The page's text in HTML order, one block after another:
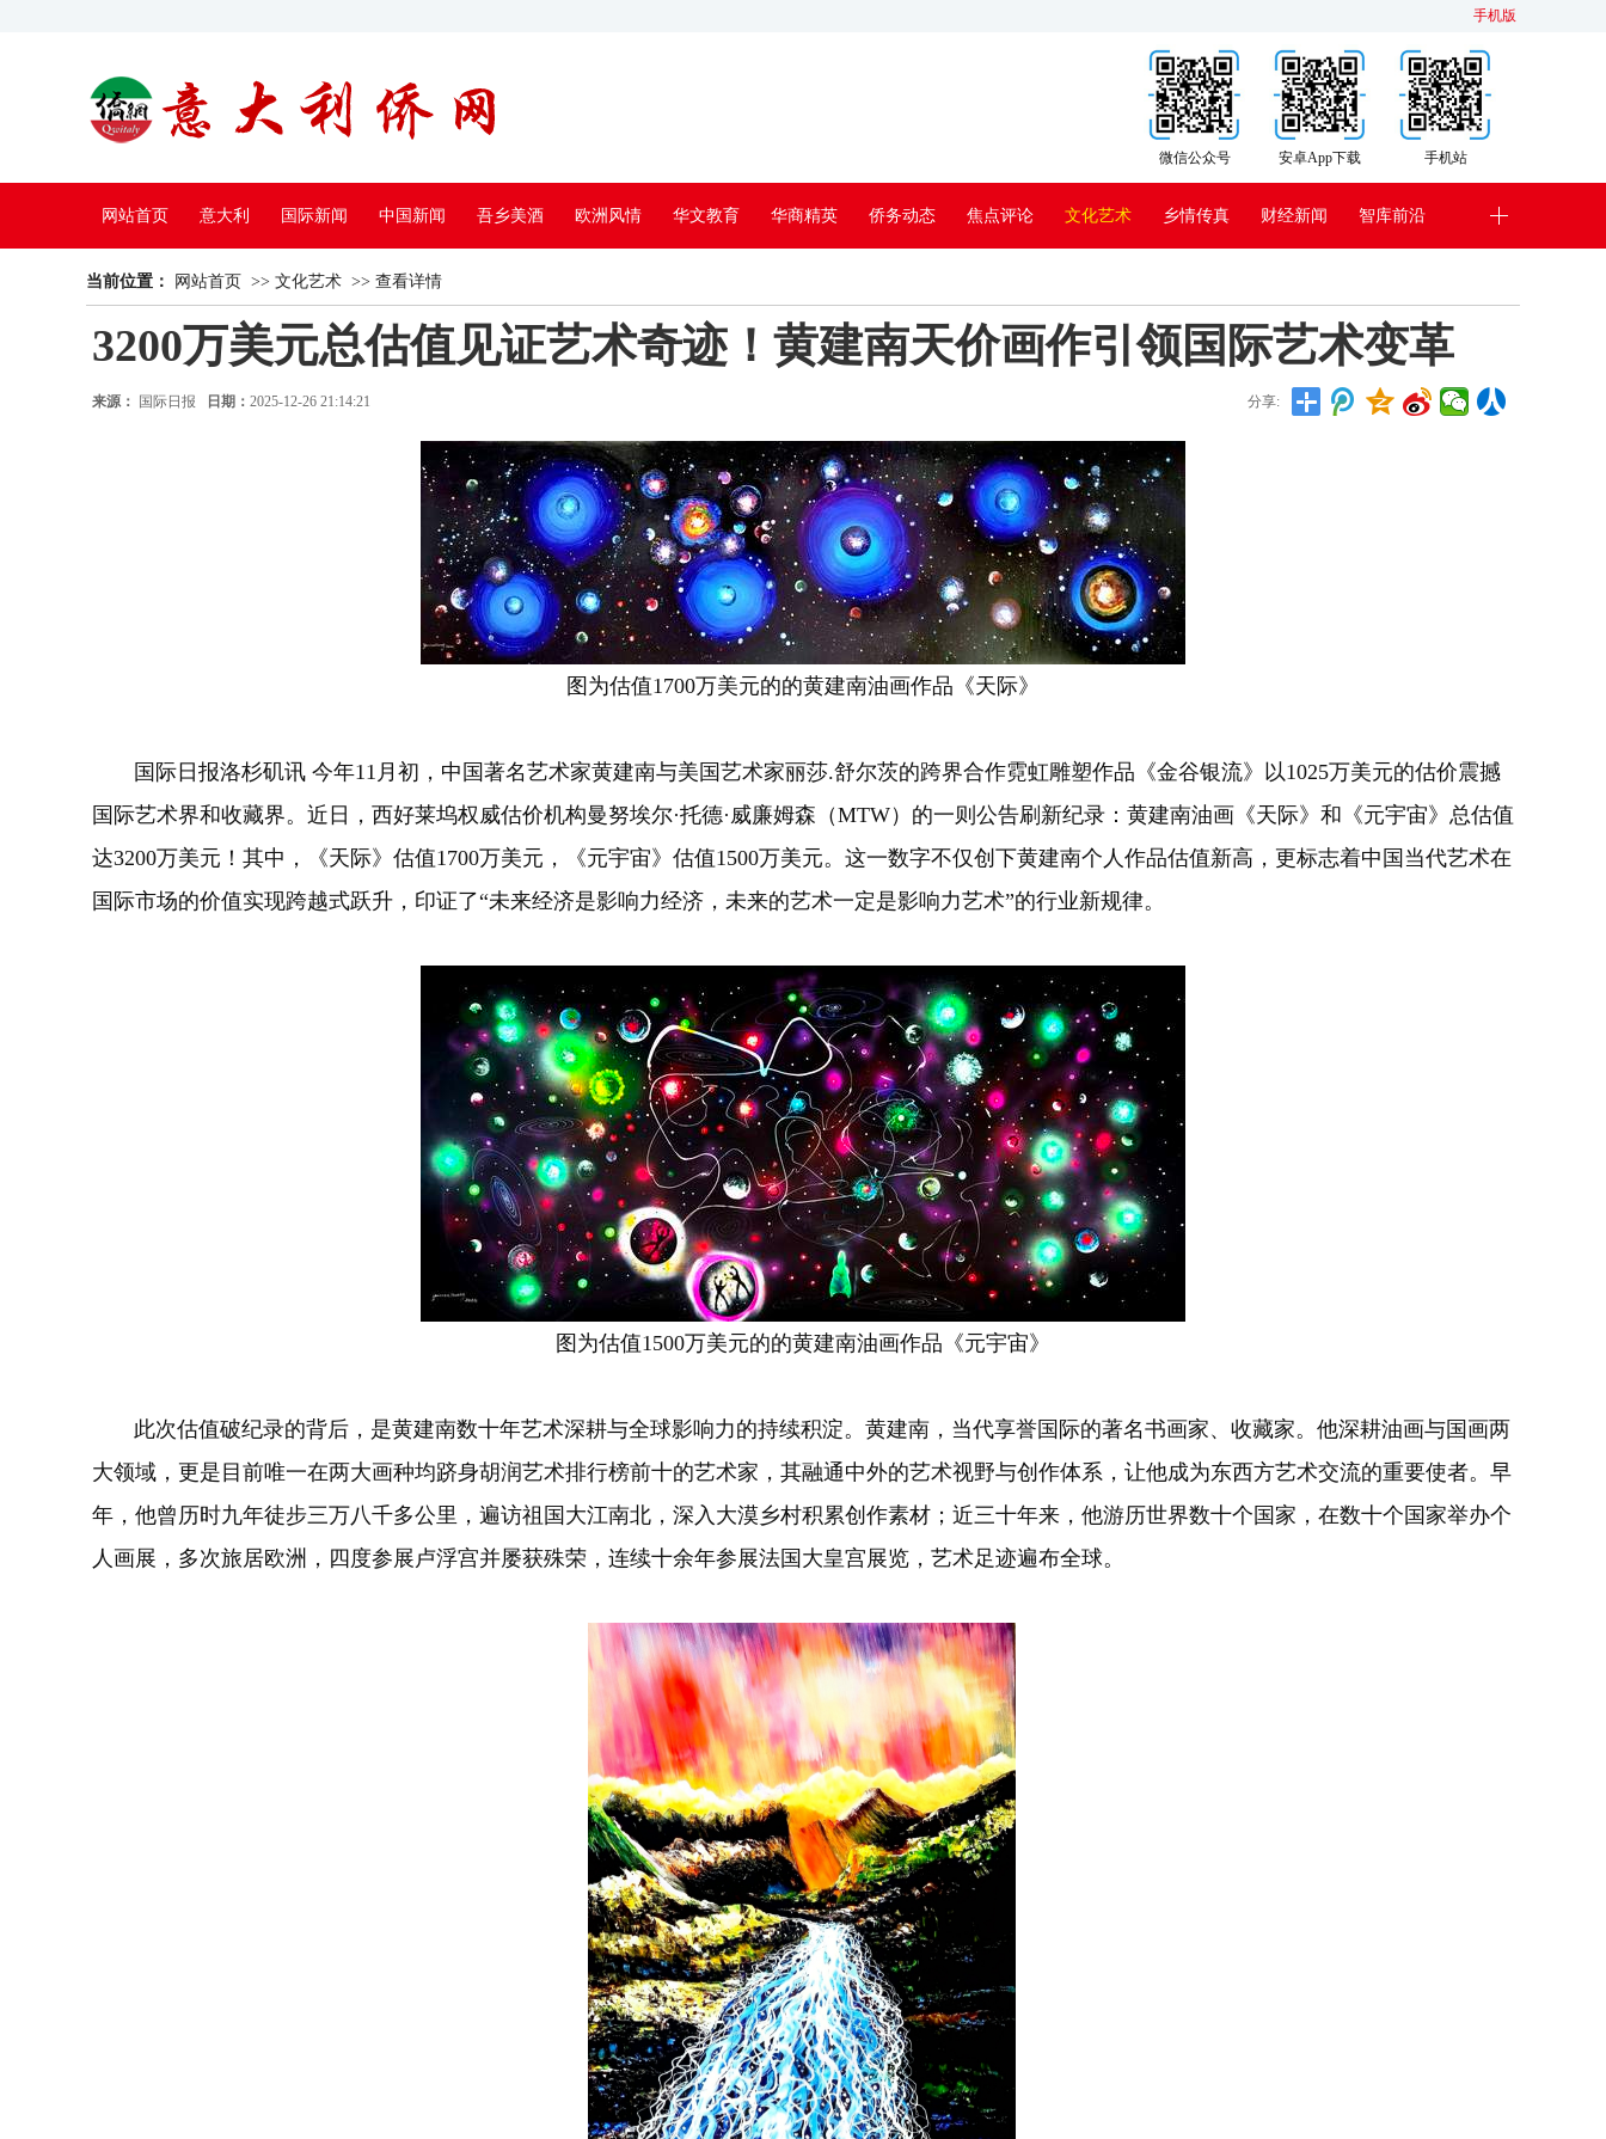
手机版
手机站
安卓App下载
微信公众号
网站首页 意大利 国际新闻 中国新闻 吾乡美酒 欧洲风情 华文教育 华商精英 侨务动态 焦点评论 文化艺术 乡情传真 财经新闻 智库前沿
中国电视
当前位置： 网站首页 >> 文化艺术 >> 查看详情
3200万美元总估值见证艺术奇迹！黄建南天价画作引领国际艺术变革
来源： 国际日报 日期： 2025-12-26 21:14:21 分享:
图为估值1700万美元的的黄建南油画作品《天际》
国际日报洛杉矶讯 今年11月初，中国著名艺术家黄建南与美国艺术家丽莎.舒尔茨的跨界合作霓虹雕塑作品《金谷银流》以1025万美元的估价震撼
国际艺术界和收藏界。近日，西好莱坞权威估价机构曼努埃尔·托德·威廉姆森（MTW）的一则公告刷新纪录：黄建南油画《天际》和《元宇宙》总估值
达3200万美元！其中，《天际》估值1700万美元，《元宇宙》估值1500万美元。这一数字不仅创下黄建南个人作品估值新高，更标志着中国当代艺术在
国际市场的价值实现跨越式跃升，印证了“未来经济是影响力经济，未来的艺术一定是影响力艺术”的行业新规律。
图为估值1500万美元的的黄建南油画作品《元宇宙》
此次估值破纪录的背后，是黄建南数十年艺术深耕与全球影响力的持续积淀。黄建南，当代享誉国际的著名书画家、收藏家。他深耕油画与国画两
大领域，更是目前唯一在两大画种均跻身胡润艺术排行榜前十的艺术家，其融通中外的艺术视野与创作体系，让他成为东西方艺术交流的重要使者。早
年，他曾历时九年徒步三万八千多公里，遍访祖国大江南北，深入大漠乡村积累创作素材；近三十年来，他游历世界数十个国家，在数十个国家举办个
人画展，多次旅居欧洲，四度参展卢浮宫并屡获殊荣，连续十余年参展法国大皇宫展览，艺术足迹遍布全球。